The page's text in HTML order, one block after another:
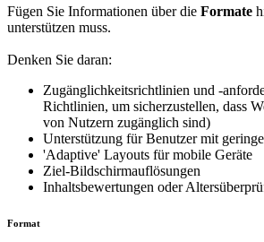
Fügen Sie Informationen über die Formate
unterstützen muss.
Denken Sie daran:
Zugänglichkeitsrichtlinien und -
Richtlinien, um sicherzustellen, dass
von Nutzern zugänglich sind)
Unterstützung für Benutzer mit
'Adaptive' Layouts für mobile Geräte
Ziel-Bildschirmauflösungen
Inhaltsbewertungen oder
Format